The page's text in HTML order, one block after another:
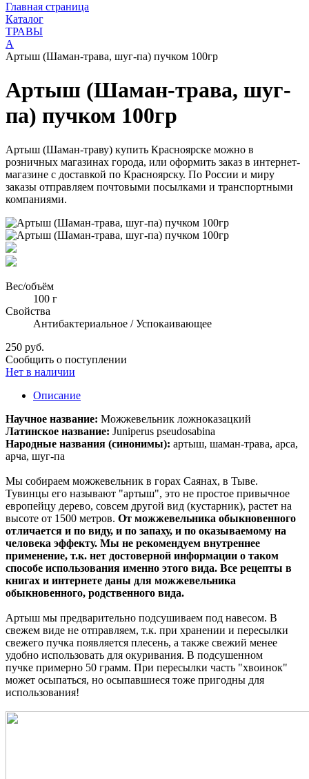
Главная страница
Каталог
ТРАВЫ
А
Артыш (Шаман-трава, шуг-па) пучком 100гр
Артыш (Шаман-трава, шуг-
па) пучком 100гр
Артыш (Шаман-траву) купить Красноярске можно в
розничных магазинах города, или оформить заказ в интернет-
магазине с доставкой по Красноярску. По России и миру
заказы отправляем почтовыми посылками и транспортными
компаниями.
Вес/объём
100 г
Свойства
Антибактериальное / Успокаивающее
250 руб.
Сообщить о поступлении
Нет в наличии
Описание
Научное название: Можжевельник ложноказацкий
Латинское название: Juniperus pseudosabina
Народные названия (синонимы): артыш, шаман-трава, арса,
арча, шуг-па
Мы собираем можжевельник в горах Саянах, в Тыве.
Тувинцы его называют "артыш", это не простое привычное
европейцу дерево, совсем другой вид (кустарник), растет на
высоте от 1500 метров. От можжевельника обыкновенного
отличается и по виду, и по запаху, и по оказываемому на
человека эффекту. Мы не рекомендуем внутреннее
применение, т.к. нет достоверной информации о таком
способе использования именно этого вида. Все рецепты в
книгах и интернете даны для можжевельника
обыкновенного, родственного вида.
Артыш мы предварительно подсушиваем под навесом. В
свежем виде не отправляем, т.к. при хранении и пересылки
свежего пучка появляется плесень, а также свежий менее
удобно использовать для окуривания. В подсушенном
пучке примерно 50 грамм. При пересылки часть "хвоинок"
может осыпаться, но осыпавшиеся тоже пригодны для
использования!